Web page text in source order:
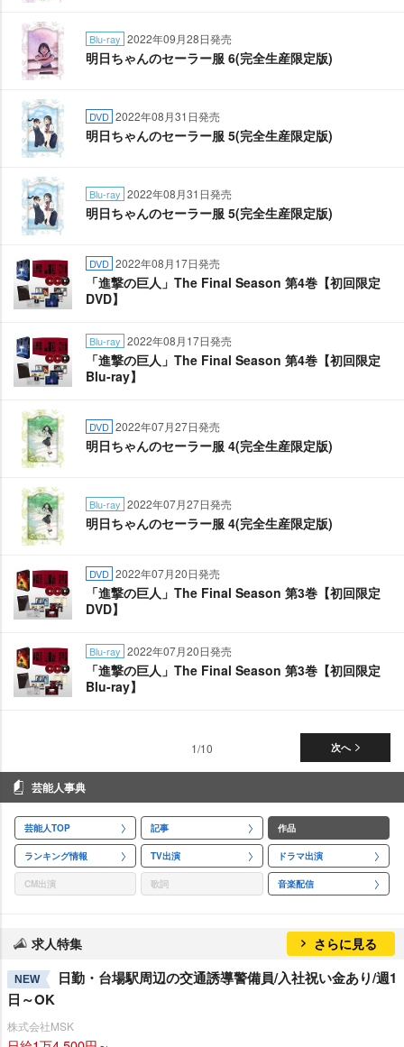
Blu-ray 2022年09月28日発売
明日ちゃんのセーラー服 6(完全生産限定版)
DVD 2022年08月31日発売
明日ちゃんのセーラー服 5(完全生産限定版)
Blu-ray 2022年08月31日発売
明日ちゃんのセーラー服 5(完全生産限定版)
DVD 2022年08月17日発売
「進撃の巨人」The Final Season 第4巻【初回限定
DVD】
Blu-ray 2022年08月17日発売
「進撃の巨人」The Final Season 第4巻【初回限定
Blu-ray】
DVD 2022年07月27日発売
明日ちゃんのセーラー服 4(完全生産限定版)
Blu-ray 2022年07月27日発売
明日ちゃんのセーラー服 4(完全生産限定版)
DVD 2022年07月20日発売
「進撃の巨人」The Final Season 第3巻【初回限定
DVD】
Blu-ray 2022年07月20日発売
「進撃の巨人」The Final Season 第3巻【初回限定
Blu-ray】
次へ
1/10
芸能人事典
芸能人TOP 記事 作品
ランキング情報 TV出演 ドラマ出演
CM出演 歌詞 音楽配信
求人特集 さらに見る
NEW
日勤・台場駅周辺の交通誘導警備員/入社祝い金あり/週1
日～OK
株式会社MSK